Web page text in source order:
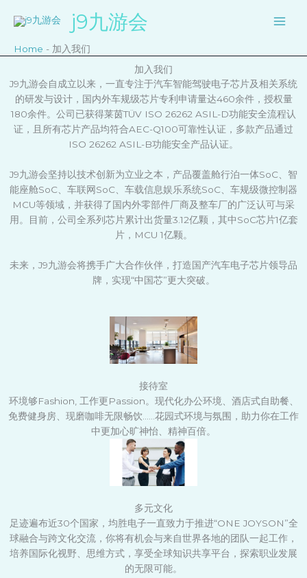
j9九游会
Home - 加入我们
加入我们
J9九游会自成立以来，一直专注于汽车智能驾驶电子芯片及相关系统
的研发与设计，国内外车规级芯片专利申请量达460余件，授权量
180余件。公司已获得莱茵TÜV ISO 26262 ASIL-D功能安全流程认
证，且所有芯片产品均符合AEC-Q100可靠性认证，多款产品通过
ISO 26262 ASIL-B功能安全产品认证。
J9九游会坚持以技术创新为立业之本，产品覆盖舱行泊一体SoC、智
能座舱SoC、车联网SoC、车载信息娱乐系统SoC、车规级微控制器
MCU等领域，并获得了国内外零部件厂商及整车厂的广泛认可与采
用。目前，公司全系列芯片累计出货量3.12亿颗，其中SoC芯片1亿套
片，MCU 1亿颗。
未来，J9九游会将携手广大合作伙伴，打造国产汽车电子芯片领导品
牌，实现“中国芯”更大突破。
接待室
环境够Fashion, 工作更Passion。现代化办公环境、酒店式自助餐、
免费健身房、现磨咖啡无限畅饮……花园式环境与氛围，助力你在工作
中更加心旷神怡、精神百倍。
多元文化
足迹遍布近30个国家，均胜电子一直致力于推进“ONE JOYSON”全
球融合与跨文化交流，你将有机会与来自世界各地的团队一起工作，
培养国际化视野、思维方式，享受全球知识共享平台，探索职业发展
的无限可能。